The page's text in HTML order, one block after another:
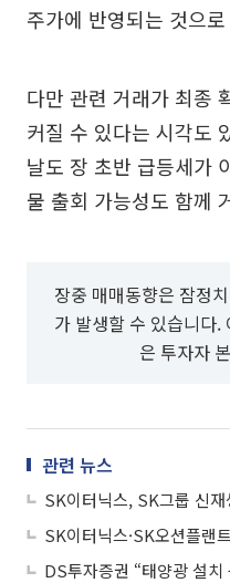
주가에 반영되는 것으
다만 관련 거래가 최종
커질 수 있다는 시각도
날도 장 초반 급등세가
물 출회 가능성도 함께
장중 매매동향은 잠정
가 발생할 수 있습니다.
은 투자자
관련 뉴스